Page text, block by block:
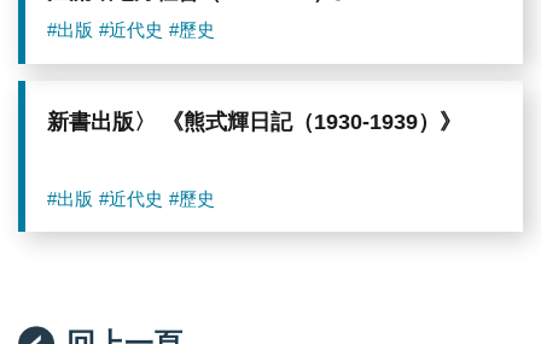
#出版 #近代史 #歷史
新書出版〉 《熊式輝日記（1930-1939）》
#出版 #近代史 #歷史